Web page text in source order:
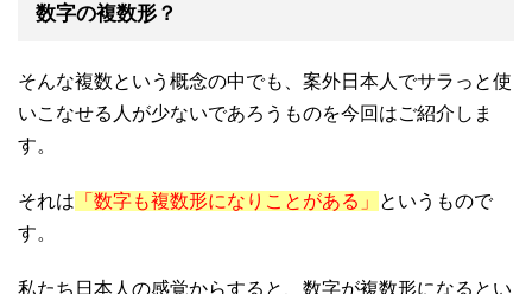
数字の複数形？
そんな複数という概念の中でも、案外日本人でサラっと使
いこなせる人が少ないであろうものを今回はご紹介しま
す。
それは 「数字も複数形になりことがある」
というもので
す。
私たち日本人の感覚からすると、数字が複数形になるとい